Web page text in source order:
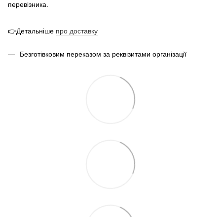
перевізника.
👉Детальніше про доставку
Безготівковим переказом за реквізитами організації